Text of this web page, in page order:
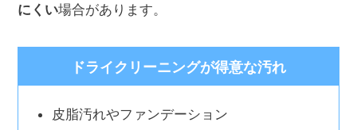
にくい場合があります。
ドライクリーニングが得意な汚れ
皮脂汚れやファンデーション